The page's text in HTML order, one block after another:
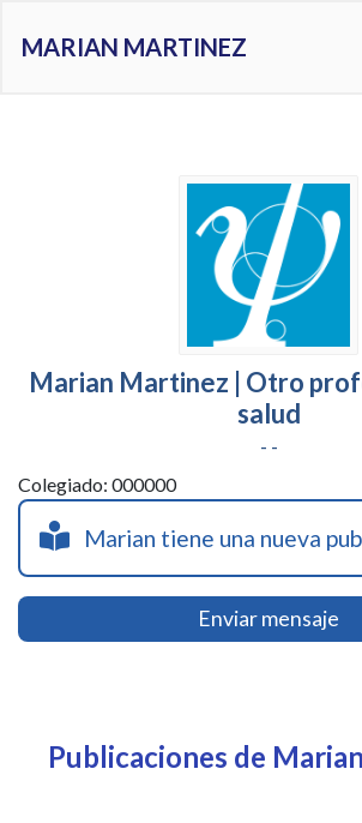
MARIAN MARTINEZ
Marian Martinez | Otro
salud
- -
Colegiado: 000000
Marian tiene una nueva
Enviar mensaje
Publicaciones de